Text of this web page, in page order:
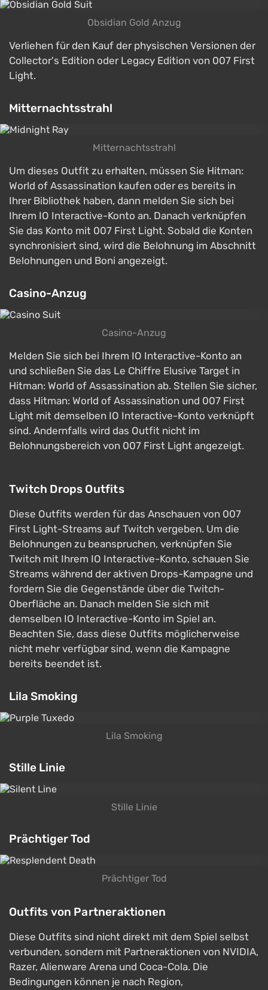
Obsidian Gold Anzug
Verliehen für den Kauf der physischen Versionen der
Collector's Edition oder Legacy Edition von 007 First
Light.
Mitternachtsstrahl
Mitternachtsstrahl
Um dieses Outfit zu erhalten, müssen Sie Hitman:
World of Assassination kaufen oder es bereits in
Ihrer Bibliothek haben, dann melden Sie sich bei
Ihrem IO Interactive-Konto an. Danach verknüpfen
Sie das Konto mit 007 First Light. Sobald die Konten
synchronisiert sind, wird die Belohnung im Abschnitt
Belohnungen und Boni angezeigt.
Casino-Anzug
Casino-Anzug
Melden Sie sich bei Ihrem IO Interactive-Konto an
und schließen Sie das Le Chiffre Elusive Target in
Hitman: World of Assassination ab. Stellen Sie sicher,
dass Hitman: World of Assassination und 007 First
Light mit demselben IO Interactive-Konto verknüpft
sind. Andernfalls wird das Outfit nicht im
Belohnungsbereich von 007 First Light angezeigt.
Twitch Drops Outfits
Diese Outfits werden für das Anschauen von 007
First Light-Streams auf Twitch vergeben. Um die
Belohnungen zu beanspruchen, verknüpfen Sie
Twitch mit Ihrem IO Interactive-Konto, schauen Sie
Streams während der aktiven Drops-Kampagne und
fordern Sie die Gegenstände über die Twitch-
Oberfläche an. Danach melden Sie sich mit
demselben IO Interactive-Konto im Spiel an.
Beachten Sie, dass diese Outfits möglicherweise
nicht mehr verfügbar sind, wenn die Kampagne
bereits beendet ist.
Lila Smoking
Lila Smoking
Stille Linie
Stille Linie
Prächtiger Tod
Prächtiger Tod
Outfits von Partneraktionen
Diese Outfits sind nicht direkt mit dem Spiel selbst
verbunden, sondern mit Partneraktionen von NVIDIA,
Razer, Alienware Arena und Coca-Cola. Die
Bedingungen können je nach Region,